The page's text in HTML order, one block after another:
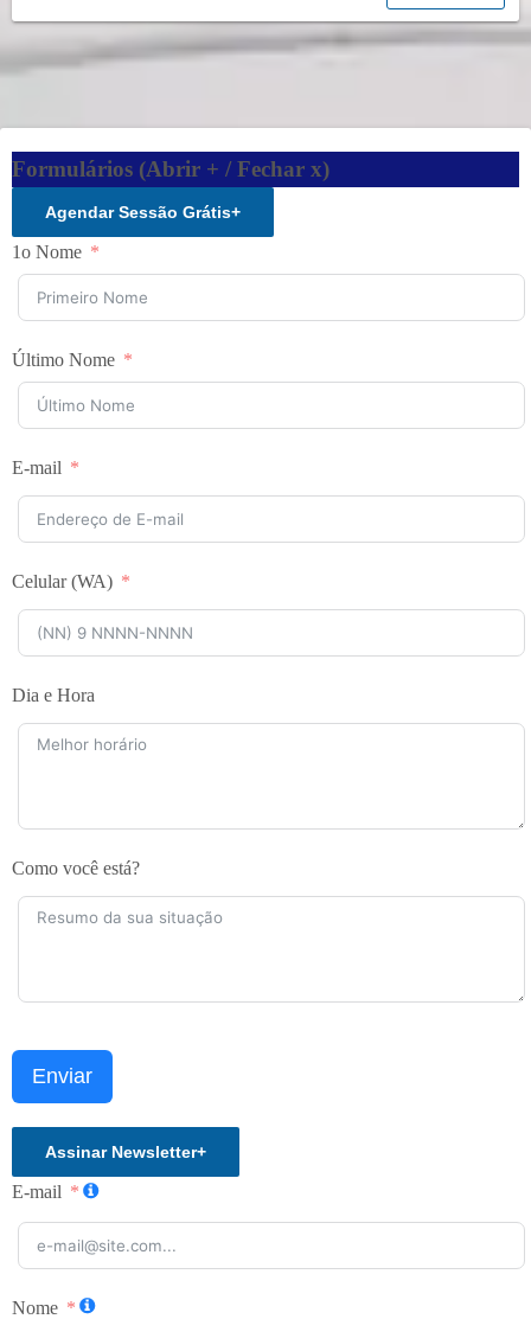
Formulários (Abrir + / Fechar x)
Agendar Sessão Grátis+
1o Nome
Último Nome
E-mail
Celular (WA)
Dia e Hora
Como você está?
Enviar
Assinar Newsletter+
E-mail
Nome